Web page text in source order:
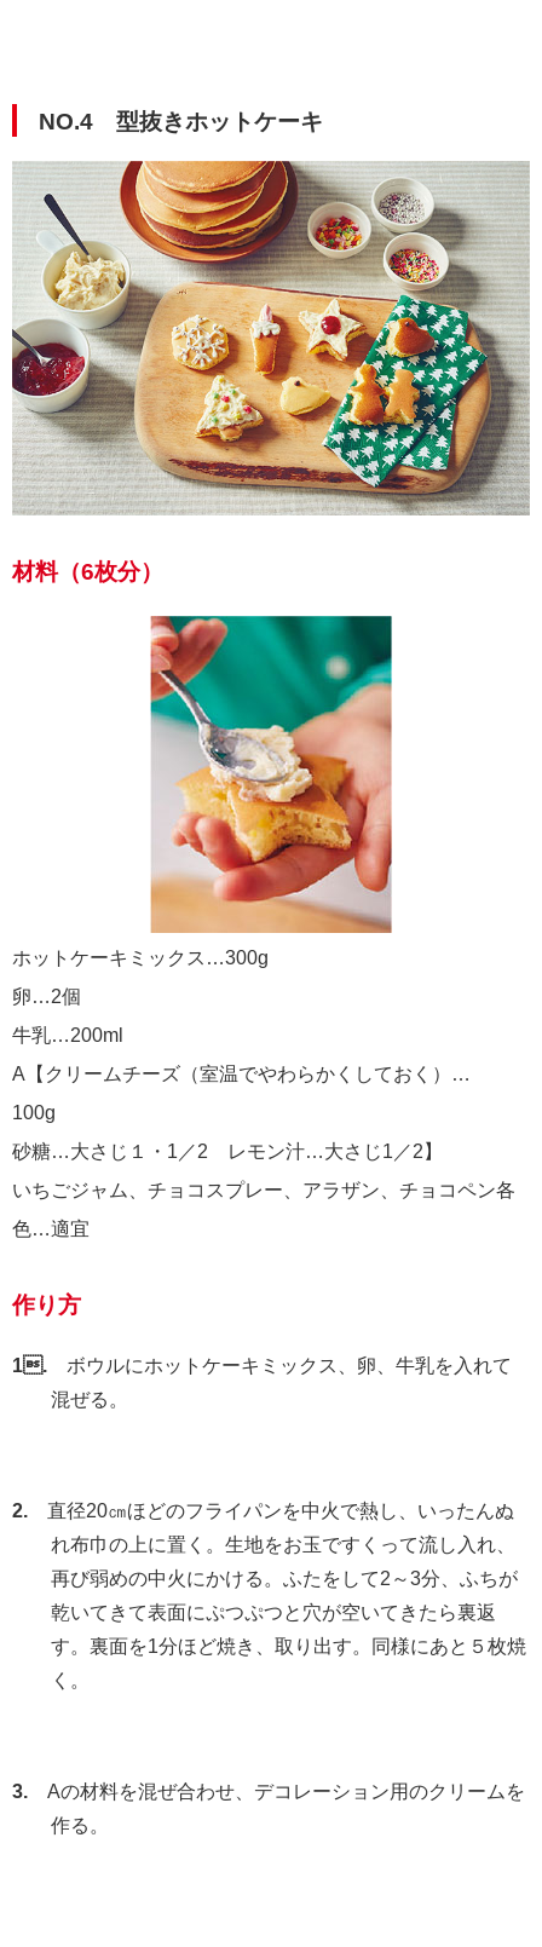
NO.4 型抜きホットケーキ
材料（6枚分）
ホットケーキミックス…300g
卵…2個
牛乳…200ml
A【クリームチーズ（室温でやわらかくしておく）…
100g
砂糖…大さじ１・1／2 レモン汁…大さじ1／2】
いちごジャム、チョコスプレー、アラザン、チョコペン各
色…適宜
作り方
1. ボウルにホットケーキミックス、卵、牛乳を入れて
混ぜる。
2. 直径20㎝ほどのフライパンを中火で熱し、いったんぬ
れ布巾の上に置く。生地をお玉ですくって流し入れ、
再び弱めの中火にかける。ふたをして2～3分、ふちが
乾いてきて表面にぷつぷつと穴が空いてきたら裏返
す。裏面を1分ほど焼き、取り出す。同様にあと５枚焼
く。
3. Aの材料を混ぜ合わせ、デコレーション用のクリームを
作る。